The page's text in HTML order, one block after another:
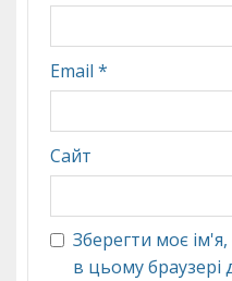
Email *
Сайт
Зберегти моє
в цьому браузері